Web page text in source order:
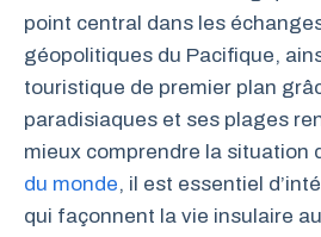
point central dans les
géopolitiques du Pacifique,
touristique de premier plan
paradisiaques et ses plages
mieux comprendre la situation
du monde, il est essentiel
qui façonnent la vie insulaire